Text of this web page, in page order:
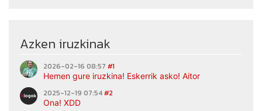
Azken iruzkinak
2026-02-16 08:57 #1
Hemen gure iruzkina! Eskerrik asko! Aitor
2025-12-19 07:54#2
Ona! XDD